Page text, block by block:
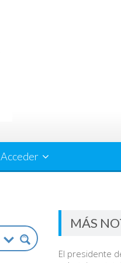
Acceder
MÁS
El presidente